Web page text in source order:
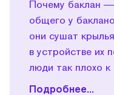
Почему баклан
общего у
они сушат
в устройстве их
люди так плохо
Подробнее...